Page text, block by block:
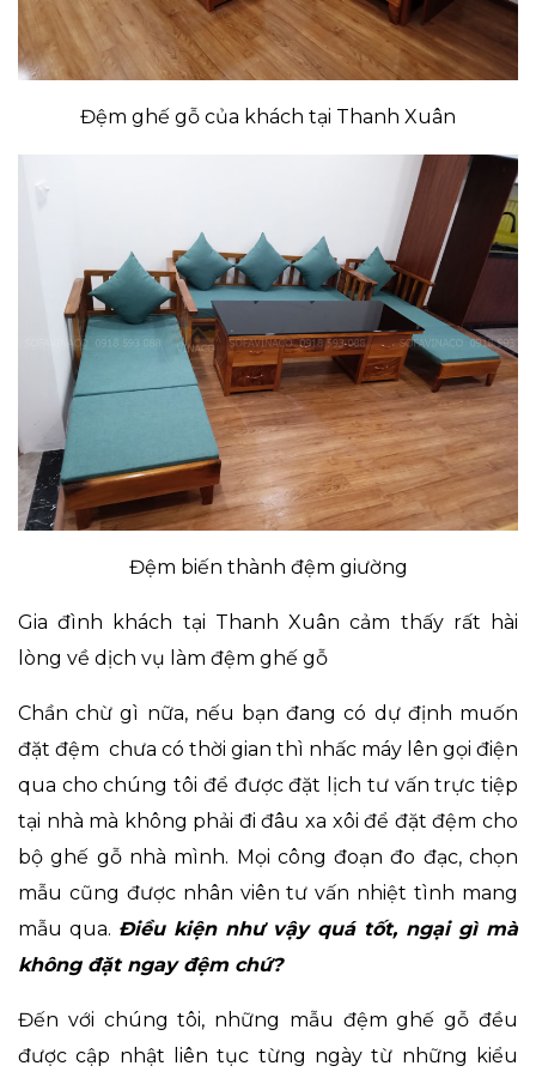
Đệm ghế gỗ của khách tại Thanh Xuân
Đệm biến thành đệm giường
Gia đình khách tại Thanh Xuân cảm thấy rất hài
lòng về dịch vụ làm đệm ghế gỗ
Chần chừ gì nữa, nếu bạn đang có dự định muốn
đặt đệm chưa có thời gian thì nhấc máy lên gọi điện
qua cho chúng tôi để được đặt lịch tư vấn trực tiệp
tại nhà mà không phải đi đâu xa xôi để đặt đệm cho
bộ ghế gỗ nhà mình. Mọi công đoạn đo đạc, chọn
mẫu cũng được nhân viên tư vấn nhiệt tình mang
mẫu qua. Điều kiện như vậy quá tốt, ngại gì mà
không đặt ngay đệm chứ?
Đến với chúng tôi, những mẫu đệm ghế gỗ đều
được cập nhật liên tục từng ngày từ những kiểu